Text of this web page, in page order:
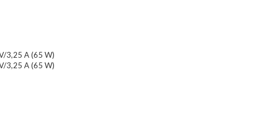
3,25 A (65 W)
3,25 A (65 W)